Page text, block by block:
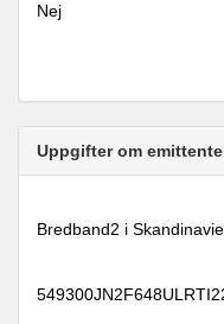
Nej
Uppgifter om
Bredband2 i